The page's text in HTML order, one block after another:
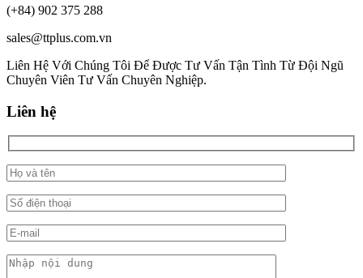
(+84) 902 375 288
sales@ttplus.com.vn
Liên Hệ Với Chúng Tôi Để Được Tư Vấn Tận Tình Từ Đội Ngũ
Chuyên Viên Tư Vấn Chuyên Nghiệp.
Liên hệ